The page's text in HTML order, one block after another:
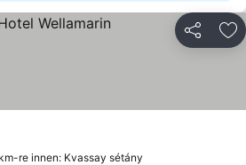
re innen: Kvassay sétány